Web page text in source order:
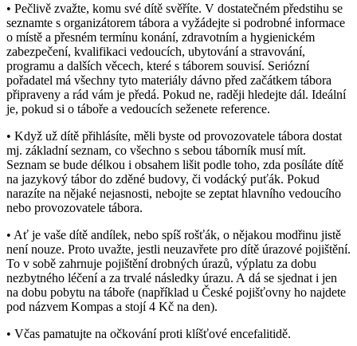
• Pečlivě zvažte, komu své dítě svěříte. V dostatečném předstihu se
seznamte s organizátorem tábora a vyžádejte si podrobné informace
o místě a přesném termínu konání, zdravotním a hygienickém
zabezpečení, kvalifikaci vedoucích, ubytování a stravování,
programu a dalších věcech, které s táborem souvisí. Seriózní
pořadatel má všechny tyto materiály dávno před začátkem tábora
připraveny a rád vám je předá. Pokud ne, raději hledejte dál. Ideální
je, pokud si o táboře a vedoucích seženete reference.
• Když už dítě přihlásíte, měli byste od provozovatele tábora dostat
mj. základní seznam, co všechno s sebou táborník musí mít.
Seznam se bude délkou i obsahem lišit podle toho, zda posíláte dítě
na jazykový tábor do zděné budovy, či vodácký puťák. Pokud
narazíte na nějaké nejasnosti, nebojte se zeptat hlavního vedoucího
nebo provozovatele tábora.
• Ať je vaše dítě andílek, nebo spíš rošťák, o nějakou modřinu jistě
není nouze. Proto uvažte, jestli neuzavřete pro dítě úrazové pojištění.
To v sobě zahrnuje pojištění drobných úrazů, výplatu za dobu
nezbytného léčení a za trvalé následky úrazu. A dá se sjednat i jen
na dobu pobytu na táboře (například u České pojišťovny ho najdete
pod názvem Kompas a stojí 4 Kč na den).
• Včas pamatujte na očkování proti klíšťové encefalitidě.